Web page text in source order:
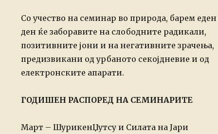
Со учество на семинар во природа, барем еден
ден ќе заборавите на слободните радикали,
позитивните јони и на негативните зрачења,
предизвикани од урбаното секојдневие и од
електронските апарати.
ГОДИШЕН РАСПОРЕД НА СЕМИНАРИТЕ
Март – ШурикенЏутсу и Силата на Јари